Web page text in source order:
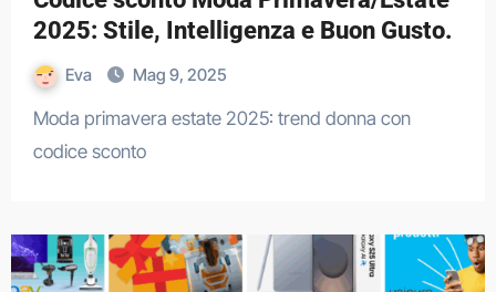
2025: Stile, Intelligenza e Buon Gusto.
Eva Mag 9, 2025
Moda primavera estate 2025: trend donna con
codice sconto